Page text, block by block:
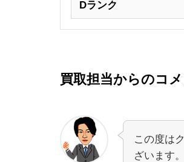
Dランク
買取担当からのコ
この度は
ざいます。